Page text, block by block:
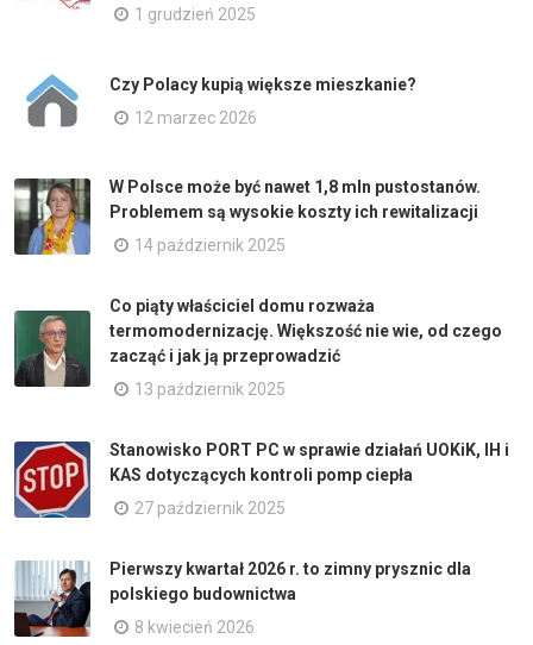
1 grudzień 2025
Czy Polacy kupią większe mieszkanie?
12 marzec 2026
W Polsce może być nawet 1,8 mln pustostanów.
Problemem są wysokie koszty ich rewitalizacji
14 październik 2025
Co piąty właściciel domu rozważa
termomodernizację. Większość nie wie, od czego
zacząć i jak ją przeprowadzić
13 październik 2025
Stanowisko PORT PC w sprawie działań UOKiK, IH i
KAS dotyczących kontroli pomp ciepła
27 październik 2025
Pierwszy kwartał 2026 r. to zimny prysznic dla
polskiego budownictwa
8 kwiecień 2026